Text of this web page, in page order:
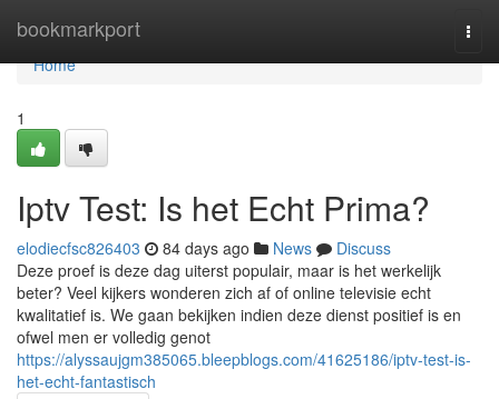
bookmarkport
Home
Home
1
Iptv Test: Is het Echt Prima?
elodiecfsc826403 84 days ago News
Discuss
Deze proef is deze dag uiterst populair, maar is het werkelijk
beter? Veel kijkers wonderen zich af of online televisie echt
kwalitatief is. We gaan bekijken indien deze dienst positief is en
ofwel men er volledig genot
https://alyssaujgm385065.bleepblogs.com/41625186/iptv-test-is-
het-echt-fantastisch